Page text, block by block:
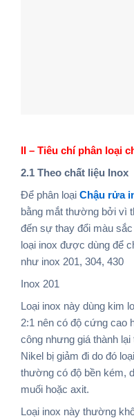
II – Tiêu chí phân loại
2.1 Theo chất liệu Inox
Để phân loại Chậu rửa
bằng mắt thường bởi vì
đến sự thay đổi màu
loại inox được dùng để
như inox 201, 304, 430
Inox 201
Loại inox này dùng kim
2:1 nên có độ cứng cao
công nhưng giá thành
Nikel bị giảm đi do đó
thường có độ bền kém,
muối hoặc axit.
Loại inox này thường